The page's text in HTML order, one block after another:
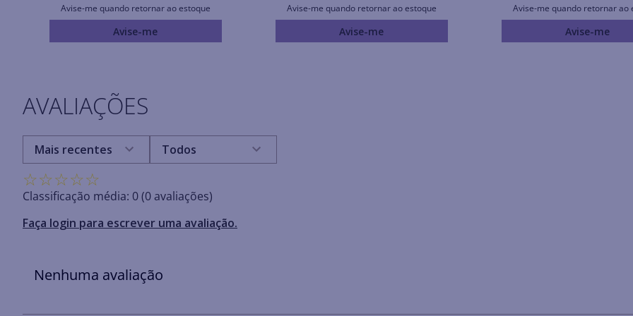
Avise-me quando retornar ao estoque
Avise-me
Avise-me quando retornar ao estoque
Avise-me
Avise-me quando retornar ao
Avise-me
AVALIAÇÕES
☆☆☆☆☆
Classificação média: 0(0 avaliações)
Faça login para escrever uma avaliação.
Mais recentes Todos
Nenhuma avaliação